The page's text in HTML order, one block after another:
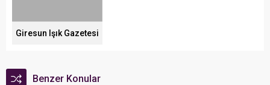
Giresun Işık Gazetesi
Benzer Konular